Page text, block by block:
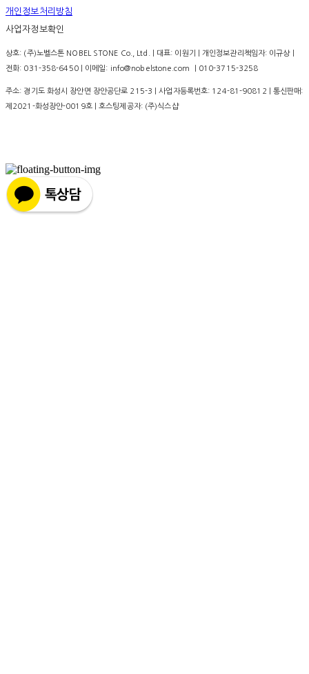
개인정보처리방침
사업자정보확인
상호: (주)노벨스톤 NOBEL STONE Co., Ltd. | 대표: 이원기 | 개인정보관리책임자: 이규상 |
전화: 031-358-6450 | 이메일: info@nobelstone.com ｜010-3715-3258
주소: 경기도 화성시 장안면 장안공단로 215-3 | 사업자등록번호: 124-81-90812 | 통신판매:
제2021-화성장안-0019호| 호스팅제공자: (주)식스샵